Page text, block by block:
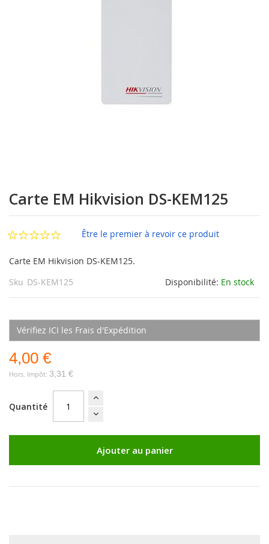
au
début
de
Galerie
Carte EM Hikvision DS-KEM125
Être le premier à revoir ce produit
Carte EM Hikvision DS-KEM125.
Disponibilité: En stock
Sku DS-KEM125
Vérifiez ICI les Frais d'Expédition
4,00 €
3,31 €
Quantité
Ajouter au panier